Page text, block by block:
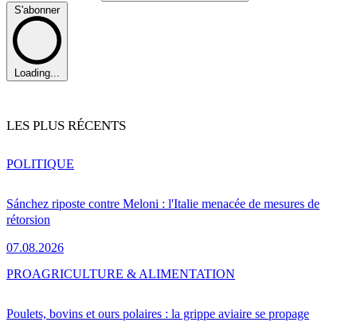
S'abonner
Loading...
LES PLUS RÉCENTS
Sánchez riposte contre Meloni : l'Italie menacée de mesures de
rétorsion
07.08.2026
POLITIQUE
Poulets, bovins et ours polaires : la grippe aviaire se propage
PROAGRICULTURE & ALIMENTATION